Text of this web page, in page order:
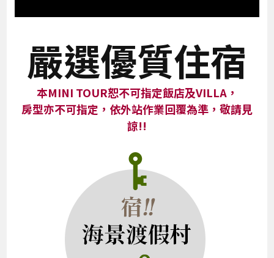
嚴選優質住宿
本MINI TOUR恕不可指定飯店及VILLA，
房型亦不可指定，依外站作業回覆為準，敬請見
諒!!